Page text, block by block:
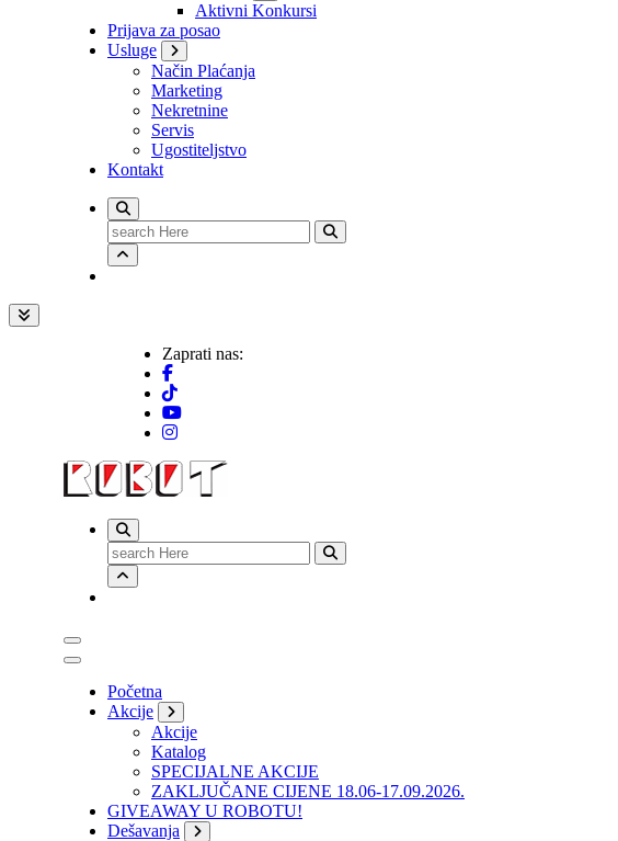
Aktivni Konkursi
Prijava za posao
Usluge
Način Plaćanja
Marketing
Nekretnine
Servis
Ugostiteljstvo
Kontakt
Search
for:
Zaprati nas:
Search
for:
Početna
Akcije
Akcije
Katalog
SPECIJALNE AKCIJE
ZAKLJUČANE CIJENE 18.06-17.09.2026.
GIVEAWAY U ROBOTU!
Dešavanja